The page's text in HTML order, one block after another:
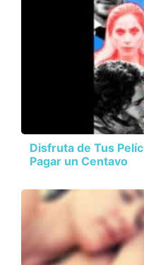
Disfruta de Tus
Pagar un Centavo